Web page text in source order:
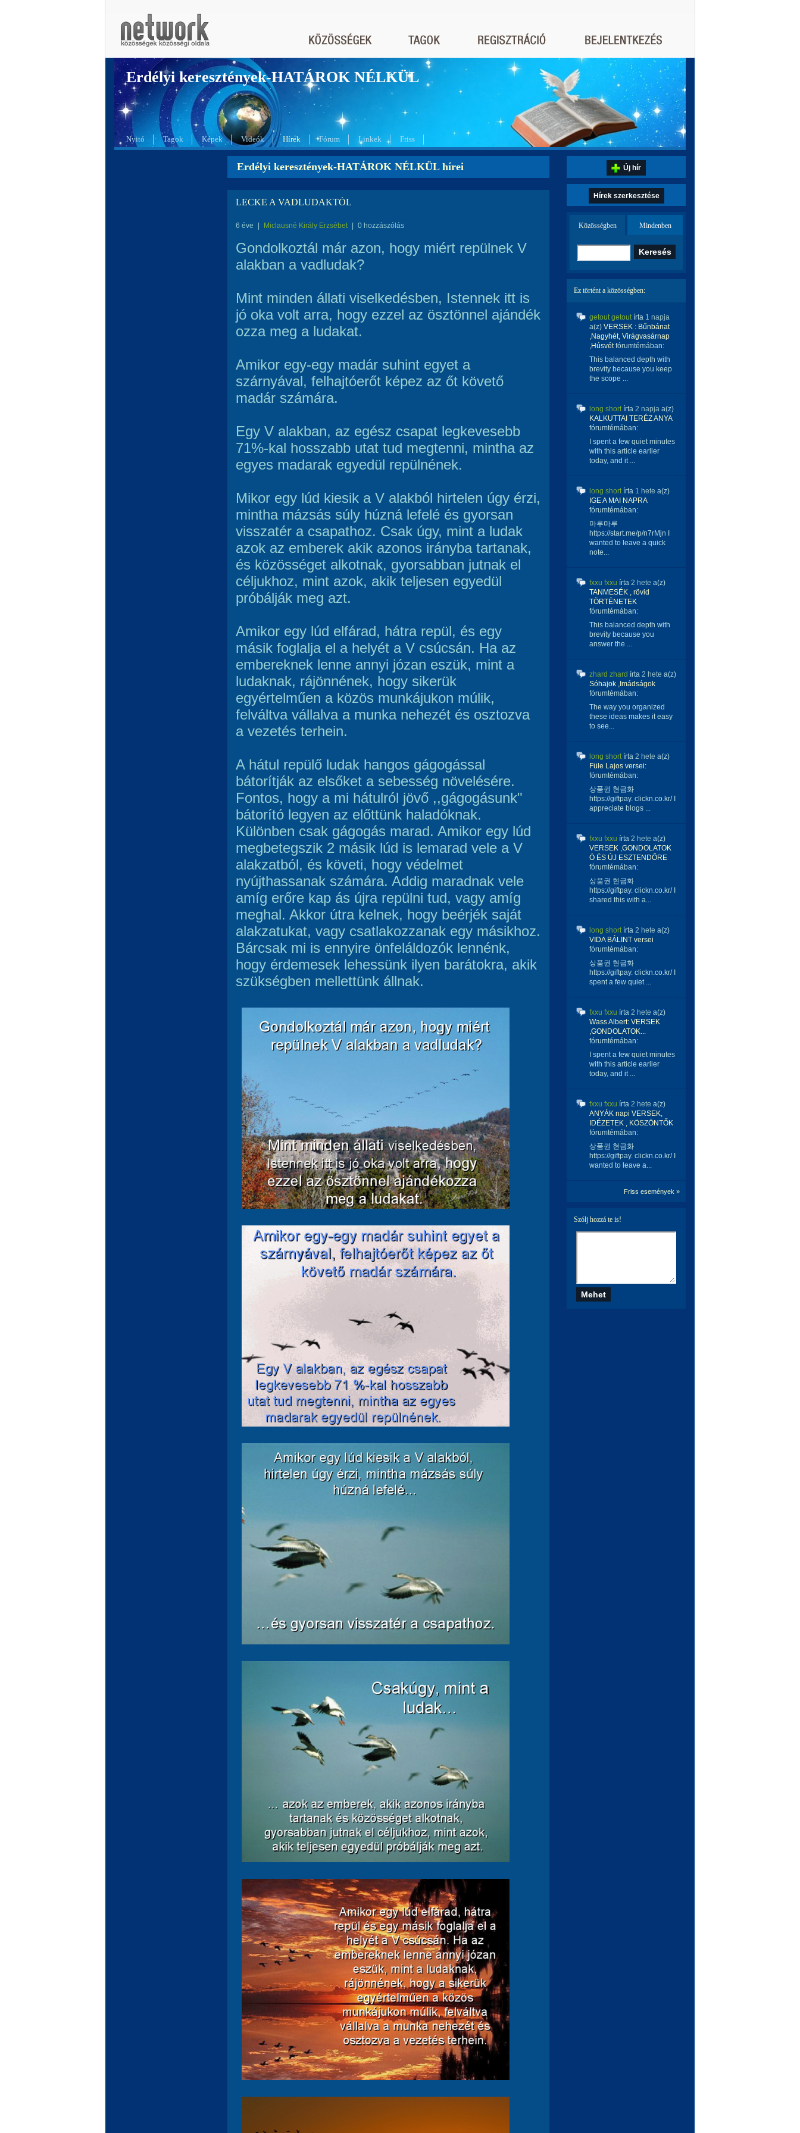
Erdélyi keresztények-HATÁROK NÉLKÜL
Nyitó Tagok Képek Videók Hírek Fórum Linkek Friss
Erdélyi keresztények-HATÁROK NÉLKÜL hírei
LECKE A VADLUDAKTÓL
6 éve Miclausné Király Erzsébet 0 hozzászólás
Gondolkoztál már azon, hogy miért repülnek V
alakban a vadludak?
Mint minden állati viselkedésben, Istennek itt is
jó oka volt arra, hogy ezzel az ösztönnel ajándék
ozza meg a ludakat.
Amikor egy-egy madár suhint egyet a
szárnyával, felhajtóerőt képez az őt követő
madár számára.
Egy V alakban, az egész csapat legkevesebb
71%-kal hosszabb utat tud megtenni, mintha az
egyes madarak egyedül repülnének.
Mikor egy lúd kiesik a V alakból hirtelen úgy érzi,
mintha mázsás súly húzná lefelé és gyorsan
visszatér a csapathoz. Csak úgy, mint a ludak
azok az emberek akik azonos irányba tartanak,
és közösséget alkotnak, gyorsabban jutnak el
céljukhoz, mint azok, akik teljesen egyedül
próbálják meg azt.
Amikor egy lúd elfárad, hátra repül, és egy
másik foglalja el a helyét a V csúcsán. Ha az
embereknek lenne annyi józan eszük, mint a
ludaknak, rájönnének, hogy sikerük
egyértelműen a közös munkájukon múlik,
felváltva vállalva a munka nehezét és osztozva
a vezetés terhein.
A hátul repülő ludak hangos gágogással
bátorítják az elsőket a sebesség növelésére.
Fontos, hogy a mi hátulról jövő ,,gágogásunk"
bátorító legyen az előttünk haladóknak.
Különben csak gágogás marad. Amikor egy lúd
megbetegszik 2 másik lúd is lemarad vele a V
alakzatból, és követi, hogy védelmet
nyújthassanak számára. Addig maradnak vele
amíg erőre kap ás újra repülni tud, vagy amíg
meghal. Akkor útra kelnek, hogy beérjék saját
alakzatukat, vagy csatlakozzanak egy másikhoz.
Bárcsak mi is ennyire önfeláldozók lennénk,
hogy érdemesek lehessünk ilyen barátokra, akik
szükségben mellettünk állnak.
Új hír
Hírek szerkesztése
Közösségben Mindenben
Ez történt a közösségben:
getout getoutírta 1 napja
a(z) VERSEK : Bűnbánat
,Nagyhét, Virágvasárnap
,Húsvétfórumtémában:
This balanced depth with
brevity because you keep
the scope ...
long shortírta 2 napja a(z)
KALKUTTAI TERÉZ ANYA
fórumtémában:
I spent a few quiet minutes
with this article earlier
today, and it ...
long shortírta 1 hete a(z)
IGE A MAI NAPRA
fórumtémában:
마루마루
https://start.me/p/n7rMjn I
wanted to leave a quick
note...
fxxu fxxu írta 2 hete a(z)
TANMESÉK , rövid
TÖRTÉNETEK
fórumtémában:
This balanced depth with
brevity because you
answer the ...
zhard zhard írta 2 hete a(z)
Sóhajok ,Imádságok
fórumtémában:
The way you organized
these ideas makes it easy
to see...
long shortírta 2 hete a(z)
Füle Lajos versei:
fórumtémában:
상품권 현금화
https://giftpay. clickn.co.kr/ I
appreciate blogs ...
fxxu fxxu írta 2 hete a(z)
VERSEK ,GONDOLATOK
Ó ÉS ÚJ ESZTENDŐRE
fórumtémában:
상품권 현금화
https://giftpay. clickn.co.kr/ I
shared this with a...
long shortírta 2 hete a(z)
VIDA BÁLINT versei
fórumtémában:
상품권 현금화
https://giftpay. clickn.co.kr/ I
spent a few quiet ...
fxxu fxxu írta 2 hete a(z)
Wass Albert: VERSEK
,GONDOLATOK...
fórumtémában:
I spent a few quiet minutes
with this article earlier
today, and it ...
fxxu fxxu írta 2 hete a(z)
ANYÁK napi VERSEK,
IDÉZETEK , KÖSZÖNTŐK
fórumtémában:
상품권 현금화
https://giftpay. clickn.co.kr/ I
wanted to leave a...
Friss események »
Szólj hozzá te is!